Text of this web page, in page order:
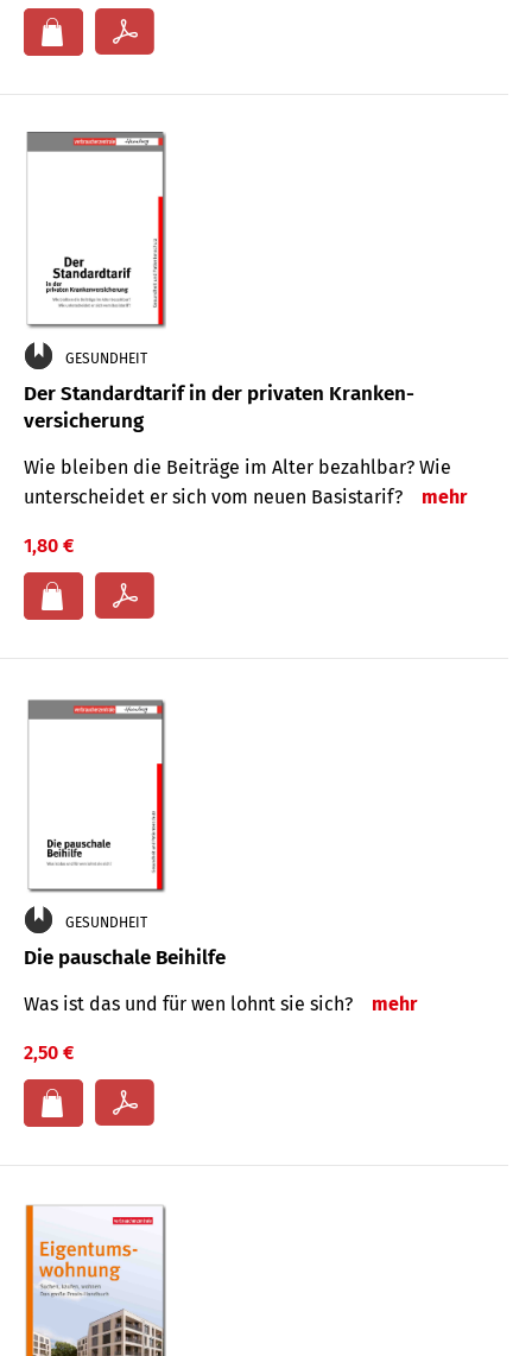
GESUNDHEIT
Der Standard­tarif in der privaten Kranken­
versicherung
Wie bleiben die Beiträge im Alter bezahlbar? Wie
unterscheidet er sich vom neuen Basistarif?
mehr
1,80 €
GESUNDHEIT
Die pauschale Beihilfe
Was ist das und für wen lohnt sie sich? mehr
2,50 €